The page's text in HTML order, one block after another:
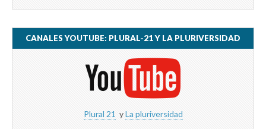
CANALES YOUTUBE: PLURAL-21 Y LA PLURIVERSIDAD
Plural 21 yLa pluriversidad